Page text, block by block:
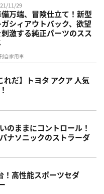
11/29
万端、冒険仕立て！新型
ガシィアウトバック、欲望
刺激する純正パーツのスス
自家用車
れだ】トヨタ アクア 人気
のままにコントロール！
ナソニックのストラーダ
！高性能スポーツセダ